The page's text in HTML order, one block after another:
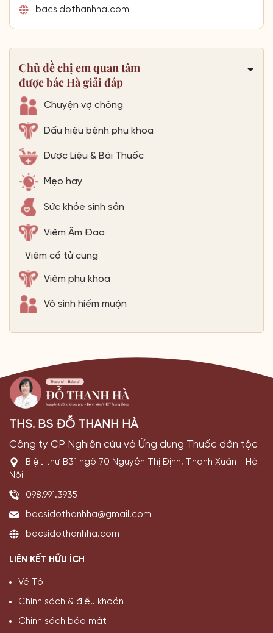
bacsidothanhha.com
Chủ đề chị em quan tâm
được bác Hà giải đáp
Chuyện vợ chồng
Dấu hiệu bệnh phụ khoa
Dược Liệu & Bài Thuốc
Mẹo hay
Sức khỏe sinh sản
Viêm Âm Đạo
Viêm cổ tử cung
Viêm phụ khoa
Vô sinh hiếm muộn
THS. BS ĐỖ THANH HÀ
Công ty CP Nghiên cứu và Ứng dụng Thuốc dân tộc
Biệt thự B31 ngõ 70 Nguyễn Thị Định, Thanh Xuân - Hà
Nội
098.991.3935
bacsidothanhha@gmail.com
bacsidothanhha.com
LIÊN KẾT HỮU ÍCH
Về Tôi
Chính sách & điều khoản
Chính sách bảo mật